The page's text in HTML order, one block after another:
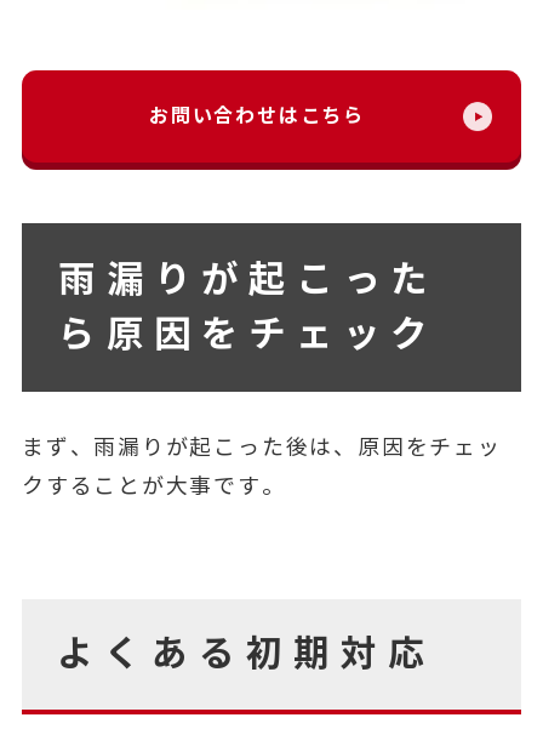
お問い合わせはこちら
雨漏りが起こった
ら原因をチェック
まず、雨漏りが起こった後は、原因をチェッ
クすることが大事です。
よくある初期対応